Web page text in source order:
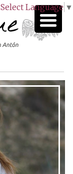
Select Language ▼